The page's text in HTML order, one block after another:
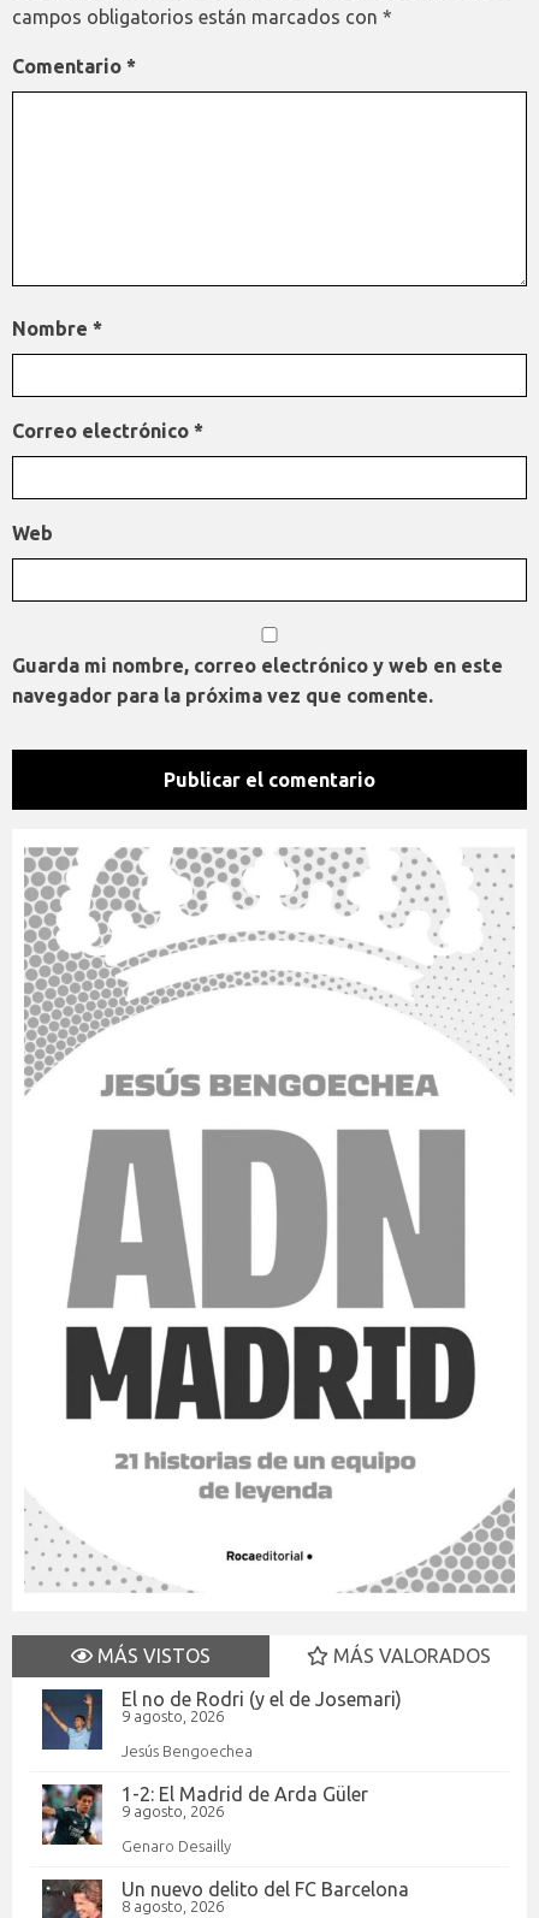
campos obligatorios están marcados con *
Comentario *
Nombre *
Correo electrónico *
Web
Guarda mi nombre, correo electrónico y web en este
navegador para la próxima vez que comente.
MÁS VISTOS
MÁS VALORADOS
El no de Rodri (y el de Josemari)
9 agosto, 2026
Jesús Bengoechea
1-2: El Madrid de Arda Güler
9 agosto, 2026
Genaro Desailly
Un nuevo delito del FC Barcelona
8 agosto, 2026